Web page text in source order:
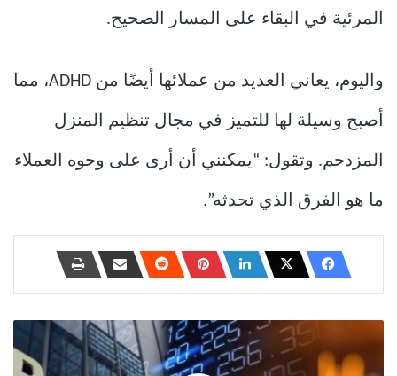
المرئية في البقاء على المسار الصحيح.
واليوم، يعاني العديد من عملائها أيضًا من ADHD، مما
أصبح وسيلة لها للتميز في مجال تنظيم المنزل
المزدحم. وتقول: “يمكنني أن أرى على وجوه العملاء
ما هو الفرق الذي تحدثه”.
وظائف